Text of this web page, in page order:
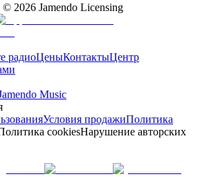
© 2026 Jamendo Licensing
радиоЦеныКонтактыЦентр
Music
Условия продажиПолитика
cookiesНарушение авторских